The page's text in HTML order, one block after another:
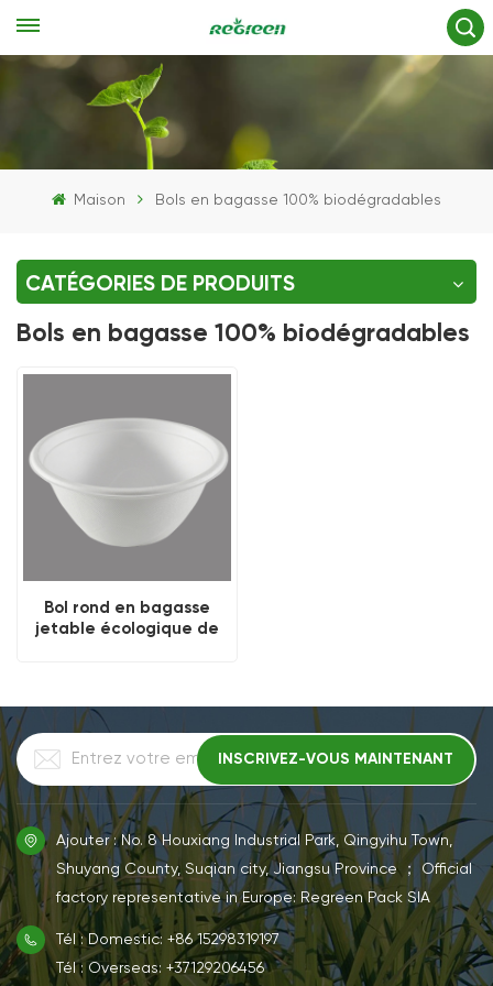
Maison Bols en bagasse 100% biodégradables
CATÉGORIES DE PRODUITS
Bols en bagasse 100% biodégradables
Bol rond en bagasse
jetable écologique de
Ajouter : No. 8 Houxiang Industrial Park, Qingyihu Town,
Shuyang County, Suqian city, Jiangsu Province ； Official
factory representative in Europe: Regreen Pack SIA
Tél : Domestic: +86 15298319197
Tél : Overseas: +37129206456